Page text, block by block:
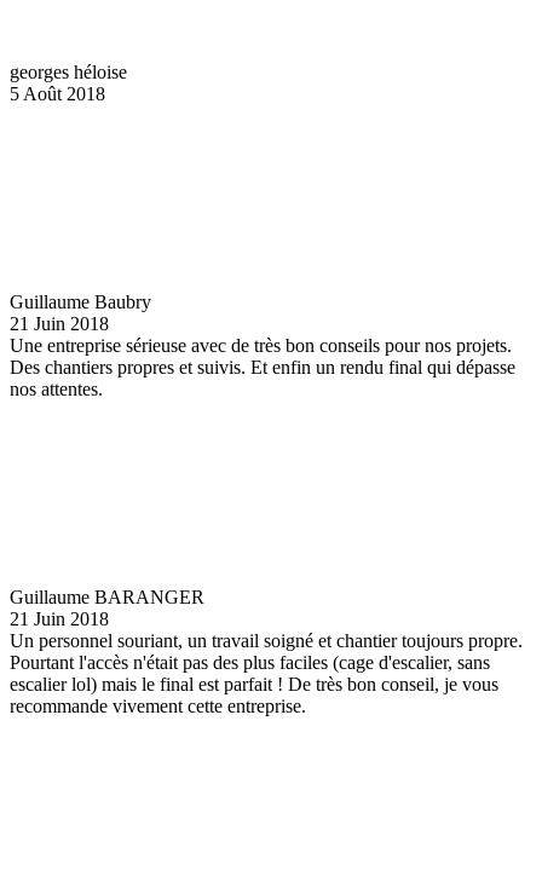
georges héloise
5 Août 2018
Guillaume Baubry
21 Juin 2018
Une entreprise sérieuse avec de très bon conseils pour nos projets.
Des chantiers propres et suivis. Et enfin un rendu final qui dépasse
nos attentes.
Guillaume BARANGER
21 Juin 2018
Un personnel souriant, un travail soigné et chantier toujours propre.
Pourtant l'accès n'était pas des plus faciles (cage d'escalier, sans
escalier lol) mais le final est parfait ! De très bon conseil, je vous
recommande vivement cette entreprise.